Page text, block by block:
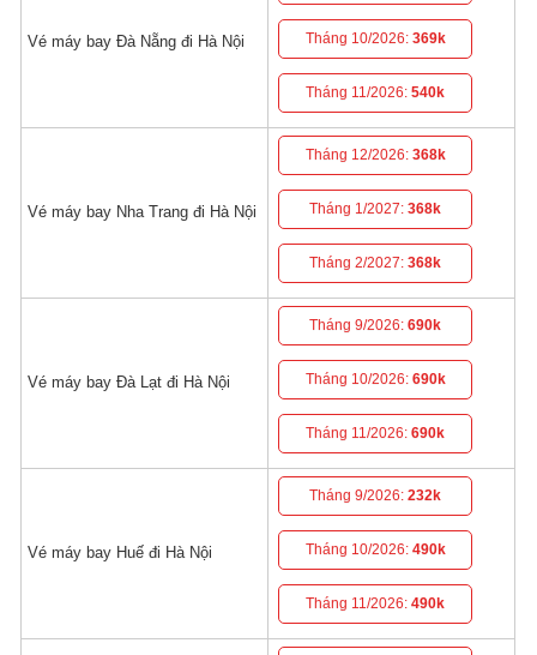
Vé máy bay Đà Nẵng đi Hà Nội Tháng 10/2026: 369k
Tháng 11/2026:540k
Vé máy bay Nha Trang đi Hà Nội
Tháng 12/2026: 368k
Tháng 1/2027:368k
Tháng 2/2027:368k
Vé máy bay Đà Lạt đi Hà Nội
Tháng 9/2026:690k
Tháng 10/2026: 690k
Tháng 11/2026:690k
Vé máy bay Huế đi Hà Nội
Tháng 9/2026:232k
Tháng 10/2026: 490k
Tháng 11/2026:490k